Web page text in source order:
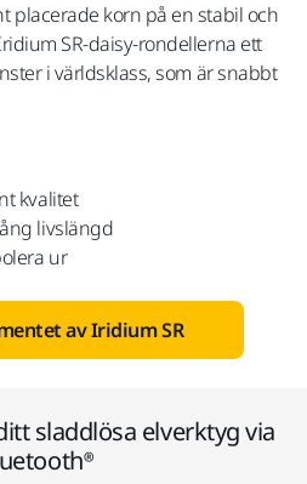
placerade korn på en stabil och
SR-daisy-rondellerna ett
i världsklass, som är snabbt
kvalitet​
livslängd​
ur
av Iridium SR
sladdlösa elverktyg via